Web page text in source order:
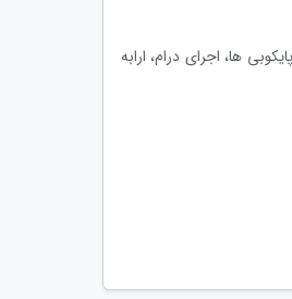
ها، اجرای درام، ارابه